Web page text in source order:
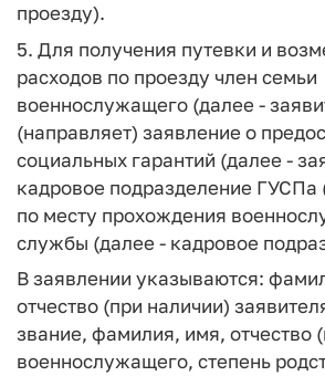
проезду).
5. Для получения путевки и
расходов по проезду член семьи
военнослужащего (далее -
(направляет) заявление о
социальных гарантий (далее -
кадровое подразделение ГУСПа
по месту прохождения
службы (далее - кадровое
В заявлении указываются:
отчество (при наличии)
звание, фамилия, имя, отчество
военнослужащего, степень